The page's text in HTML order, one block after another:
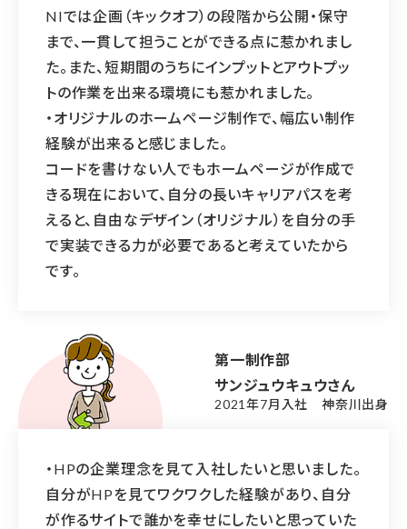
NIでは企画（キックオフ）の段階から公開・保守
まで、一貫して担うことができる点に惹かれまし
た。また、短期間のうちにインプットとアウトプッ
トの作業を出来る環境にも惹かれました。
・オリジナルのホームページ制作で、幅広い制作
経験が出来ると感じました。
コードを書けない人でもホームページが作成で
きる現在において、自分の長いキャリアパスを考
えると、自由なデザイン（オリジナル）を自分の手
で実装できる力が必要であると考えていたから
です。
第一制作部
サンジュウキュウさん
2021年7月入社 神奈川出身
・HPの企業理念を見て入社したいと思いました。
自分がHPを見てワクワクした経験があり、自分
が作るサイトで誰かを幸せにしたいと思っていた